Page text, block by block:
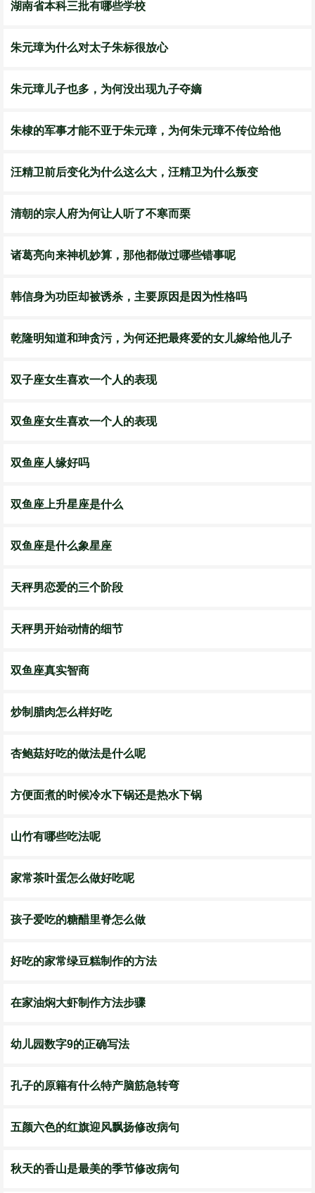
湖南省本科三批有哪些学校
朱元璋为什么对太子朱标很放心
朱元璋儿子也多，为何没出现九子夺嫡
朱棣的军事才能不亚于朱元璋，为何朱元璋不传位给他
汪精卫前后变化为什么这么大，汪精卫为什么叛变
清朝的宗人府为何让人听了不寒而栗
诸葛亮向来神机妙算，那他都做过哪些错事呢
韩信身为功臣却被诱杀，主要原因是因为性格吗
乾隆明知道和珅贪污，为何还把最疼爱的女儿嫁给他儿子
双子座女生喜欢一个人的表现
双鱼座女生喜欢一个人的表现
双鱼座人缘好吗
双鱼座上升星座是什么
双鱼座是什么象星座
天秤男恋爱的三个阶段
天秤男开始动情的细节
双鱼座真实智商
炒制腊肉怎么样好吃
杏鲍菇好吃的做法是什么呢
方便面煮的时候冷水下锅还是热水下锅
山竹有哪些吃法呢
家常茶叶蛋怎么做好吃呢
孩子爱吃的糖醋里脊怎么做
好吃的家常绿豆糕制作的方法
在家油焖大虾制作方法步骤
幼儿园数字9的正确写法
孔子的原籍有什么特产脑筋急转弯
五颜六色的红旗迎风飘扬修改病句
秋天的香山是最美的季节修改病句